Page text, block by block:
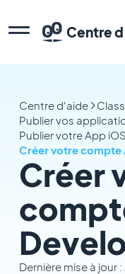
Centre
Centre d'aide
Publier vos
Publier votre App
Créer votre compte
Créer
Dernière mise à jour :